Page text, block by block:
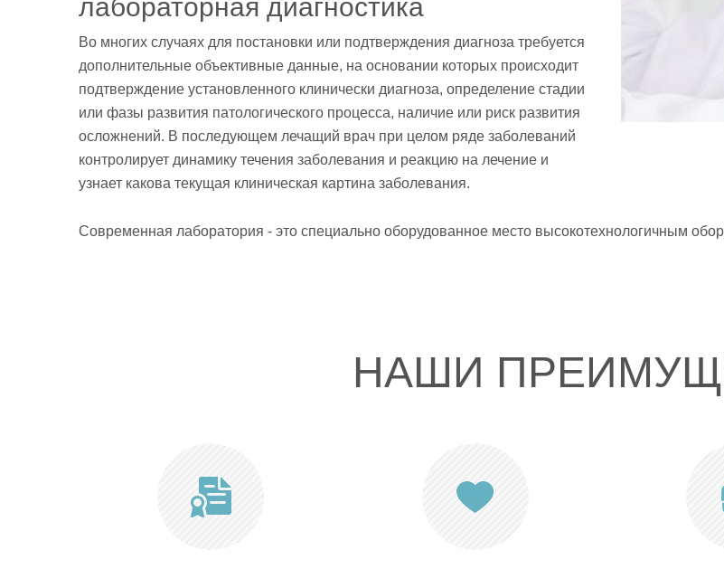
лабораторная диагностика
Во многих случаях для постановки или подтверждения диагноза требуется
дополнительные объективные данные, на основании которых происходит
подтверждение установленного клинически диагноза, определение стадии
или фазы развития патологического процесса, наличие или риск развития
осложнений. В последующем лечащий врач при целом ряде заболеваний
контролирует динамику течения заболевания и реакцию на лечение и
узнает какова текущая клиническая картина заболевания.
Современная лаборатория - это специально оборудованное место высокотехнологичным
НАШИ